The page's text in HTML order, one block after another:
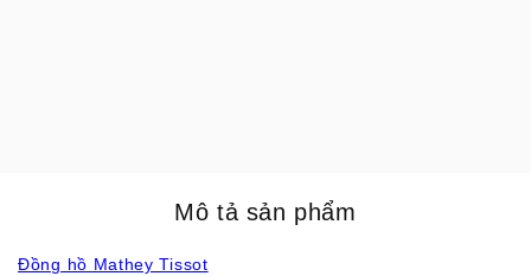
Mô tả sản phẩm
Đồng hồ Mathey Tissot